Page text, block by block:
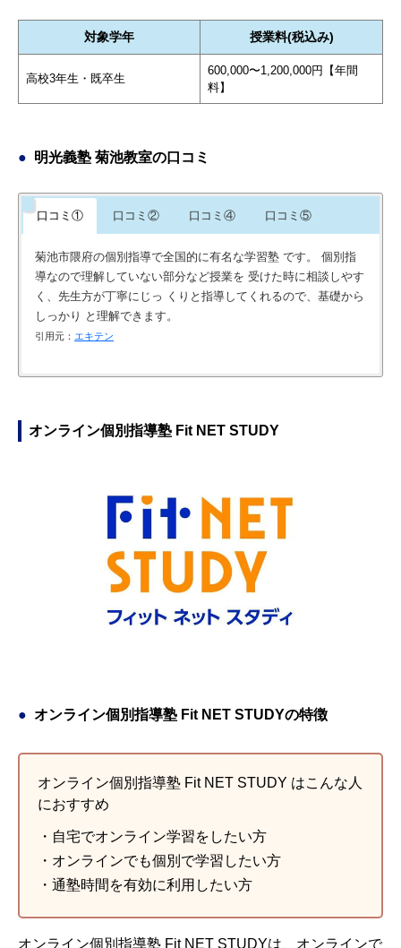
対象学年 授業料(税込み)
高校3年生・既卒生
600,000〜1,200,000円【年間
料】
明光義塾 菊池教室の口コミ
口コミ① 口コミ② 口コミ④ 口コミ⑤
菊池市隈府の個別指導で全国的に有名な学習塾 です。 個別指
導なので理解していない部分など授業を 受けた時に相談しやす
く、先生方が丁寧にじっ くりと指導してくれるので、基礎から
しっかり と理解できます。
引用元： エキテン
引用元： DIAMOND教育Labo
オンライン個別指導塾 Fit NET STUDY
オンライン個別指導塾 Fit NET STUDYの特徴
オンライン個別指導塾 Fit NET STUDY はこんな人
におすすめ
・自宅でオンライン学習をしたい方
・オンラインでも個別で学習したい方
・通塾時間を有効に利用したい方
オンライン個別指導塾 Fit NET STUDYは、オンラインで